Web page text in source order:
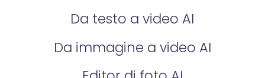
Da testo a video AI
Da immagine a video AI